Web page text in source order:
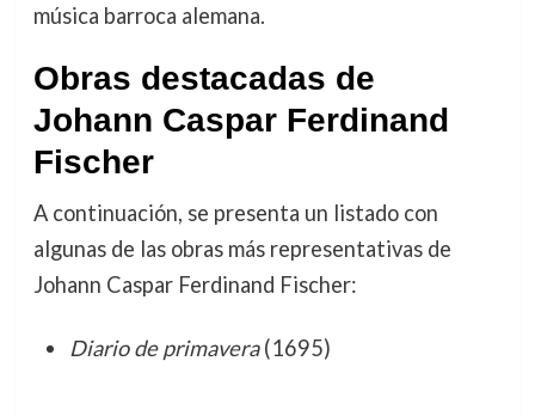
música barroca alemana.
Obras destacadas de
Johann Caspar Ferdinand
Fischer
A continuación, se presenta un listado con
algunas de las obras más representativas de
Johann Caspar Ferdinand Fischer:
Diario de primavera(1695)